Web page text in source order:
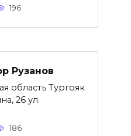
196
Рузанов
область Тургояк
26 ул.
186